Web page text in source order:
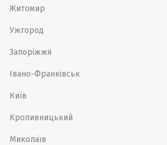
Житомир
Ужгород
Запоріжжя
Івано-Франківськ
Київ
Кропивницький
Миколаїв